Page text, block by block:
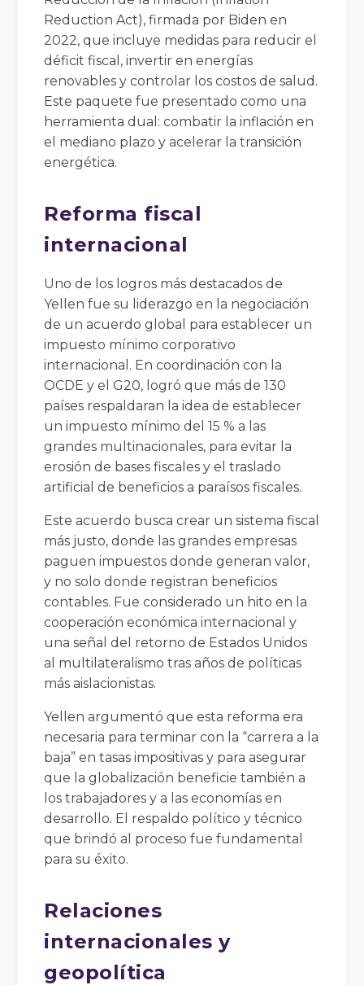
Reduction Act), firmada por Biden en
2022, que incluye medidas para reducir el
déficit fiscal, invertir en energías
renovables y controlar los costos de salud.
Este paquete fue presentado como una
herramienta dual: combatir la inflación en
el mediano plazo y acelerar la transición
energética.
Reforma fiscal
internacional
Uno de los logros más destacados de
Yellen fue su liderazgo en la negociación
de un acuerdo global para establecer un
impuesto mínimo corporativo
internacional. En coordinación con la
OCDE y el G20, logró que más de 130
países respaldaran la idea de establecer
un impuesto mínimo del 15 % a las
grandes multinacionales, para evitar la
erosión de bases fiscales y el traslado
artificial de beneficios a paraísos fiscales.
Este acuerdo busca crear un sistema fiscal
más justo, donde las grandes empresas
paguen impuestos donde generan valor,
y no solo donde registran beneficios
contables. Fue considerado un hito en la
cooperación económica internacional y
una señal del retorno de Estados Unidos
al multilateralismo tras años de políticas
más aislacionistas.
Yellen argumentó que esta reforma era
necesaria para terminar con la “carrera a la
baja” en tasas impositivas y para asegurar
que la globalización beneficie también a
los trabajadores y a las economías en
desarrollo. El respaldo político y técnico
que brindó al proceso fue fundamental
para su éxito.
Relaciones
internacionales y
geopolítica